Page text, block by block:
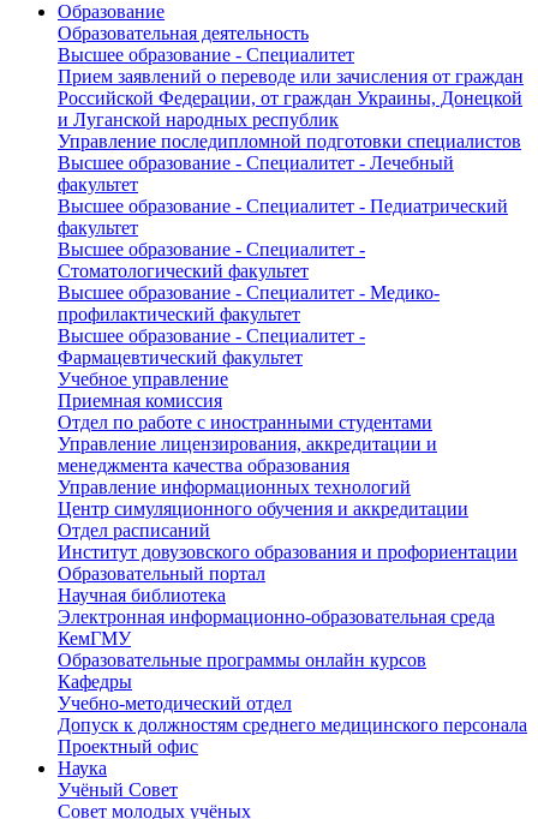
Образование
Образовательная деятельность
Высшее образование - Специалитет
Прием заявлений о переводе или зачисления от граждан
Российской Федерации, от граждан Украины, Донецкой
и Луганской народных республик
Управление последипломной подготовки специалистов
Высшее образование - Специалитет - Лечебный
факультет
Высшее образование - Специалитет - Педиатрический
факультет
Высшее образование - Специалитет -
Стоматологический факультет
Высшее образование - Специалитет - Медико-
профилактический факультет
Высшее образование - Специалитет -
Фармацевтический факультет
Учебное управление
Приемная комиссия
Отдел по работе с иностранными студентами
Управление лицензирования, аккредитации и
менеджмента качества образования
Управление информационных технологий
Центр симуляционного обучения и аккредитации
Отдел расписаний
Институт довузовского образования и профориентации
Образовательный портал
Научная библиотека
Электронная информационно-образовательная среда
КемГМУ
Образовательные программы онлайн курсов
Кафедры
Учебно-методический отдел
Допуск к должностям среднего медицинского персонала
Проектный офис
Наука
Учёный Cовет
Совет молодых учёных